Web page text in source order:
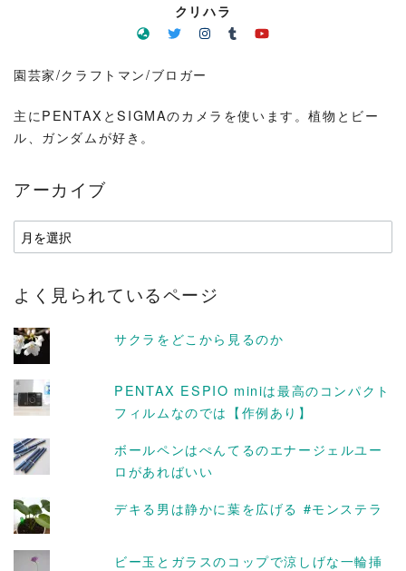
クリハラ
園芸家/クラフトマン/ブロガー
主にPENTAXとSIGMAのカメラを使います。植物とビー
ル、ガンダムが好き。
アーカイブ
ア
ー
イ
よく見られているページ
サクラをどこから見るのか
PENTAX ESPIO miniは最高のコンパクト
フィルムなのでは【作例あり】
ボールペンはぺんてるのエナージェルユー
ロがあればいい
デキる男は静かに葉を広げる #モンステラ
ビー玉とガラスのコップで涼しげな一輪挿